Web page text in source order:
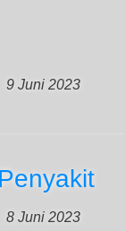
9 Juni 2023
8 Juni 2023